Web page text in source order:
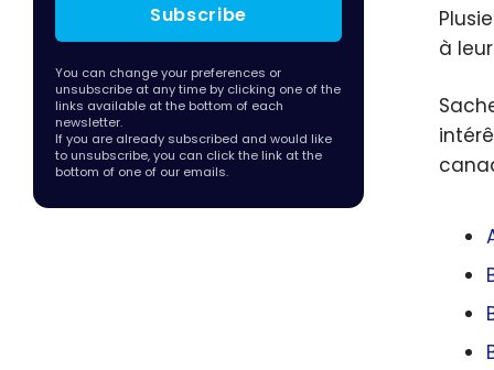
à
Subscribe
You can change your preferences or
unsubscribe at any time by clicking one of the
links available at the bottom of each
newsletter.
If you are already subscribed and would like
to unsubscribe, you can click the link at the
bottom of one of our emails.